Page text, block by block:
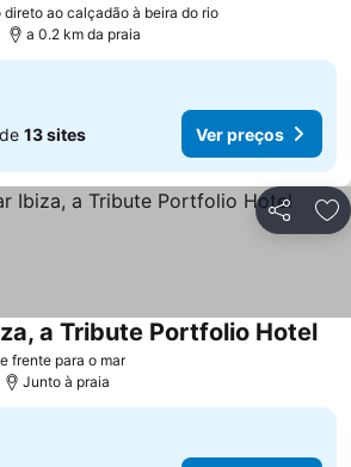
direto ao calçadão à beira do rioVer preços
a 0.2 km da praia
13 sites Ver preços
Partilhar
frente para o marVer preços
a Tribute Portfolio Hotel
Junto à praia